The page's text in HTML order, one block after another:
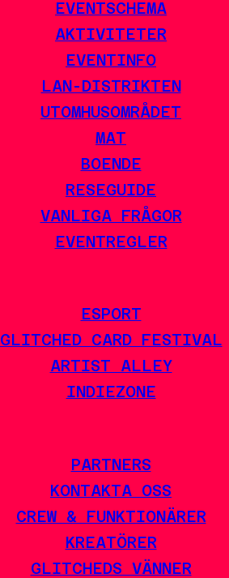
EVENTSCHEMA
AKTIVITETER
EVENTINFO
LAN-DISTRIKTEN
UTOMHUSOMRÅDET
MAT
BOENDE
RESEGUIDE
VANLIGA FRÅGOR
EVENTREGLER
ESPORT
GLITCHED CARD FESTIVAL
ARTIST ALLEY
INDIEZONE
PARTNERS
KONTAKTA OSS
CREW & FUNKTIONÄRER
KREATÖRER
GLITCHEDS VÄNNER